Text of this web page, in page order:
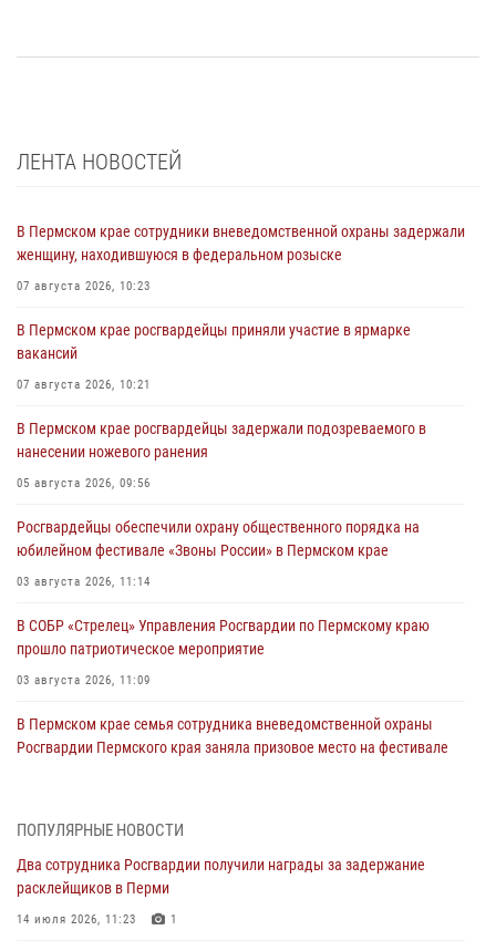
ЛЕНТА НОВОСТЕЙ
В Пермском крае сотрудники вневедомственной охраны задержали
женщину, находившуюся в федеральном розыске
07 августа 2026, 10:23
В Пермском крае росгвардейцы приняли участие в ярмарке
вакансий
07 августа 2026, 10:21
В Пермском крае росгвардейцы задержали подозреваемого в
нанесении ножевого ранения
05 августа 2026, 09:56
Росгвардейцы обеспечили охрану общественного порядка на
юбилейном фестивале «Звоны России» в Пермском крае
03 августа 2026, 11:14
В СОБР «Стрелец» Управления Росгвардии по Пермскому краю
прошло патриотическое мероприятие
03 августа 2026, 11:09
В Пермском крае семья сотрудника вневедомственной охраны
Росгвардии Пермского края заняла призовое место на фестивале
юных спортсменов
03 августа 2026, 10:59
ПОПУЛЯРНЫЕ НОВОСТИ
Два сотрудника Росгвардии получили награды за задержание
расклейщиков в Перми
14 июля 2026, 11:23 1